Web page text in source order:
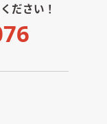
ださい！